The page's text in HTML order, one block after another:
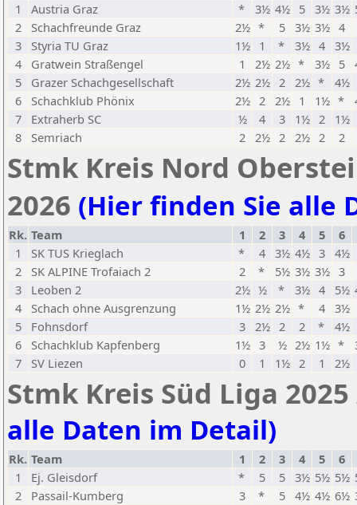
1
Austria Graz * 3½ 4½ 5 3½ 3½
2
Schachfreunde Graz 2½ * 5 3½ 3½ 4
3
Styria TU Graz 1½ 1 * 3½ 4 3½
4
Gratwein Straßengel 1 2½ 2½ * 3½ 5
5
Grazer Schachgesellschaft 2½ 2½ 2 2½ *
4½
6
Schachklub Phönix 2½ 2 2½ 1 1½ *
7
Extraherb SC ½ 4 3 1½ 2 1½
8
Semriach 2 2½ 2 2½ 2 2
Stmk Kreis Nord
2026 (Hier finden Sie alle
Rk. Team 1 2 3 4 5
6
1
SK TUS Krieglach * 4 3½ 4½ 3 4½
2
SK ALPINE Trofaiach 2 2 * 5½ 3½ 3½ 3
3
Leoben 2 2½ ½ * 3½ 4 5½
4
Schach ohne Ausgrenzung 1½ 2½ 2½ * 4 3½
5
Fohnsdorf 3 2½ 2 2 *
4½
6
Schachklub Kapfenberg 1½ 3 ½ 2½ 1½ *
7
SV Liezen 0 1 1½ 2 1 2½
Stmk Kreis Süd Liga
alle Daten im Detail)
Rk. Team 1 2 3 4 5
6
1
Ej. Gleisdorf * 5 5 3½ 5½ 5½
2
Passail-Kumberg 3 * 5 4½ 4½ 6½